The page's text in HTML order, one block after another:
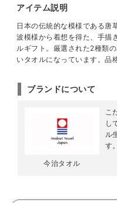
アイテム説明
日本の伝統的な模様である唐
波模様から着想を得た、手描
ルギフト。厳選された2種類
いタオルになっています。品
ブランドについて
今治タオル
こ
し
ル
す。